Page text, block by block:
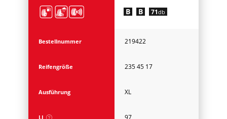
B B 71db
Bestellnummer 219422
Reifengröße 235 45 17
Ausführung XL
LI 97